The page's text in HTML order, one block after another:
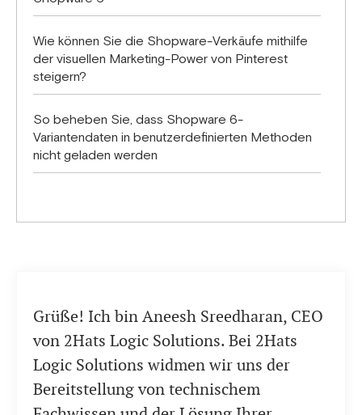
Wie können Sie die Shopware-Verkäufe mithilfe
der visuellen Marketing-Power von Pinterest
steigern?
So beheben Sie, dass Shopware 6-
Variantendaten in benutzerdefinierten Methoden
nicht geladen werden
Grüße! Ich bin Aneesh Sreedharan, CEO
von 2Hats Logic Solutions. Bei 2Hats
Logic Solutions widmen wir uns der
Bereitstellung von technischem